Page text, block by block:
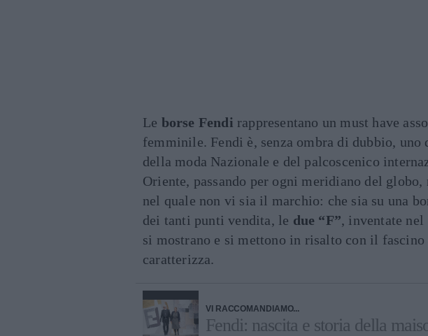
Le borse Fendi rappresentano un must have
femminile. Fendi è, senza ombra di dubbio,
della moda Nazionale e del palcoscenico
Oriente, passando per ogni meridiano del
nel quale non vi sia il marchio: che sia su una
dei tanti punti vendita, le due “F”, inventate nel
si mostrano e si mettono in risalto con il fascino
caratterizza.
VI RACCOMANDIAMO...
Fendi: nascita e storia della